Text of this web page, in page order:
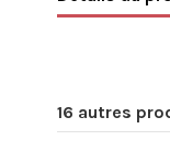
16 autres